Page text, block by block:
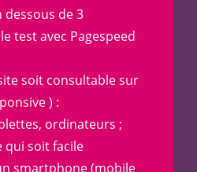
dessous de 3
test avec Pagespeed
soit consultable sur
) :
ordinateurs ;
qui soit facile
smartphone (mobile